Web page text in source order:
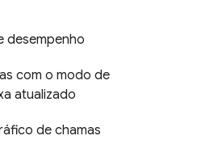
desempenho
com o modo de
atualizado
de chamas